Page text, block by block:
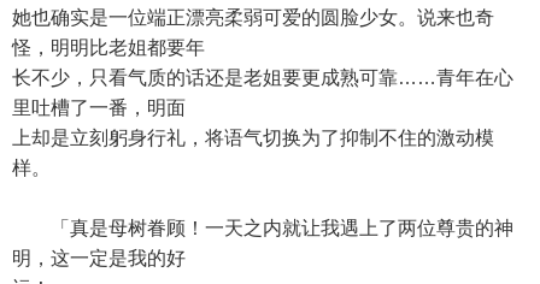
她也确实是一位端正漂亮柔弱可爱的圆脸少女。说来也奇
怪，明明比老姐都要年
长不少，只看气质的话还是老姐要更成熟可靠……青年在心
里吐槽了一番，明面
上却是立刻躬身行礼，将语气切换为了抑制不住的激动模
样。
「真是母树眷顾！一天之内就让我遇上了两位尊贵的神
明，这一定是我的好